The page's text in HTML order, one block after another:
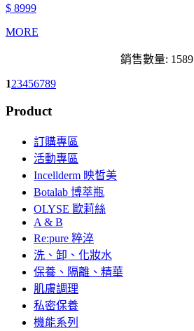
$ 8999
MORE
銷售數量: 1589
123456789
Product
訂購專區
活動專區
Incellderm 映皙美
Botalab 博萃瓶
OLYSE 歐莉絲
A & B
Re:pure 粹淬
洗、卸、化妝水
保養、隔離、精華
肌膚調理
私密保養
機能系列